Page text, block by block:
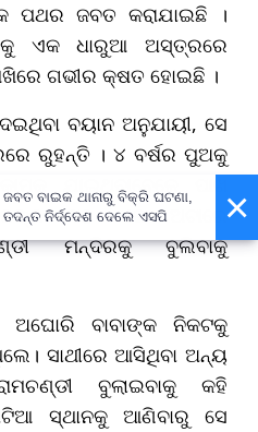
ପଥର ଜବତ କରାଯାଇଛି ।
ଏକ ଧାରୁଆ ଅସ୍ତ୍ରରେ
ଗଭୀର କ୍ଷତ ହୋଇଛି ।
ବୟାନ ଅନୁଯାୟୀ, ସେ
ରୁହନ୍ତି । ୪ ବର୍ଷର ପୁଅକୁ
ଯାଇଥିବାବେଳେ ପାଖ
ସହ ଏକ ଅଟାରେ
ମନ୍ଦିରକୁ ବୁଲିବାକୁ
ଅଘୋରି ବାବାଙ୍କ ନିକଟକୁ
ସାଥୀରେ ଆସିଥିବା ଅନ୍ୟ
ବୁଲାଇବାକୁ କହି
ସ୍ଥାନକୁ ଆଣିବାରୁ ସେ
×
ଜବତ ବାଇକ ଥାନାରୁ ବିକ୍ରି ଘଟଣା,
ତଦନ୍ତ ନିର୍ଦ୍ଦେଶ ଦେଲେ ଏସପି